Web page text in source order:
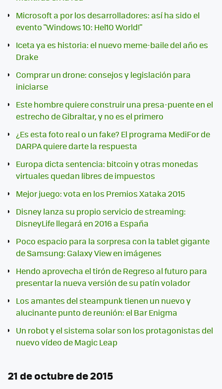
Microsoft a por los desarrolladores: así ha sido el
evento "Windows 10: Hel10 World!"
Iceta ya es historia: el nuevo meme-baile del año es
Drake
Comprar un drone: consejos y legislación para
iniciarse
Este hombre quiere construir una presa-puente en el
estrecho de Gibraltar, y no es el primero
¿Es esta foto real o un fake? El programa MediFor de
DARPA quiere darte la respuesta
Europa dicta sentencia: bitcoin y otras monedas
virtuales quedan libres de impuestos
Mejor juego: vota en los Premios Xataka 2015
Disney lanza su propio servicio de streaming:
DisneyLife llegará en 2016 a España
Poco espacio para la sorpresa con la tablet gigante
de Samsung: Galaxy View en imágenes
Hendo aprovecha el tirón de Regreso al futuro para
presentar la nueva versión de su patín volador
Los amantes del steampunk tienen un nuevo y
alucinante punto de reunión: el Bar Enigma
Un robot y el sistema solar son los protagonistas del
nuevo vídeo de Magic Leap
21 de octubre de 2015